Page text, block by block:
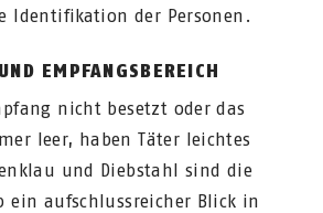
Identifikation der Personen.
EMPFANGSBEREICH
nicht besetzt oder das
leer, haben Täter leichtes
und Diebstahl sind die
ein aufschlussreicher Blick in